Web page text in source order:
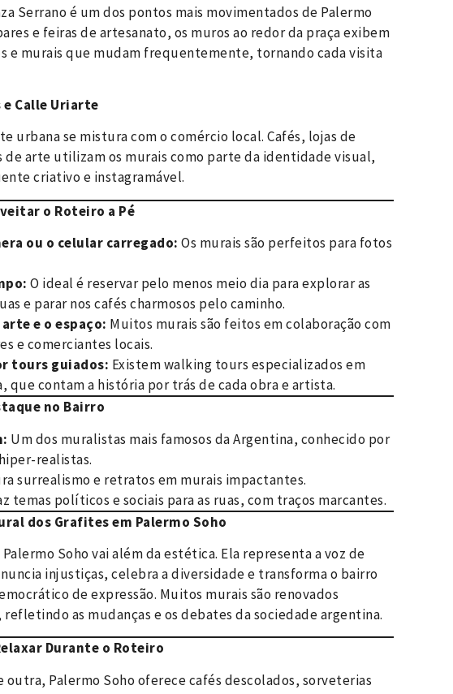
Serrano é um dos pontos mais movimentados de Palermo
e feiras de artesanato, os muros ao redor da praça exibem
e murais que mudam frequentemente, tornando cada visita
e Calle Uriarte
urbana se mistura com o comércio local. Cafés, lojas de
de arte utilizam os murais como parte da identidade visual,
criativo e instagramável.
o Roteiro a Pé
ou o celular carregado: Os murais são perfeitos para fotos
O ideal é reservar pelo menos meio dia para explorar as
e parar nos cafés charmosos pelo caminho.
e o espaço: Muitos murais são feitos em colaboração com
e comerciantes locais.
tours guiados: Existem walking tours especializados em
que contam a história por trás de cada obra e artista.
no Bairro
Um dos muralistas mais famosos da Argentina, conhecido por
realistas.
surrealismo e retratos em murais impactantes.
temas políticos e sociais para as ruas, com traços marcantes.
dos Grafites em Palermo Soho
Soho vai além da estética. Ela representa a voz de
injustiças, celebra a diversidade e transforma o bairro
de expressão. Muitos murais são renovados
as mudanças e os debates da sociedade argentina.
Durante o Roteiro
outra, Palermo Soho oferece cafés descolados, sorveterias